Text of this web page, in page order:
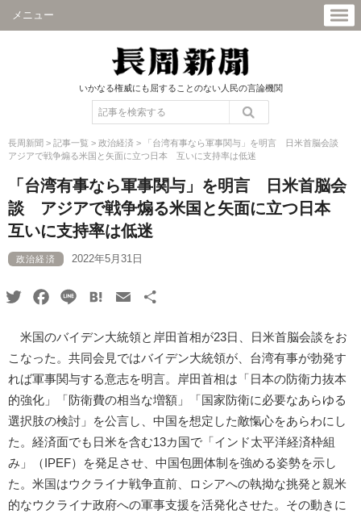
メニュー
いかなる権威にも屈することのない人民の言論機関
長周新聞 > 記事一覧 > 政治経済 >
「台湾有事なら軍事関与」を明言 日米首脳会談
アジアで戦争煽る米国と矢面に立つ日本 互いに支持率は低迷
「台湾有事なら軍事関与」を明言 日米首脳会
談 アジアで戦争煽る米国と矢面に立つ日本
互いに支持率は低迷
政治経済 2022年5月31日
TwitterFacebook
Line HatenaEmail
米国のバイデン大統領と岸田首相が23日、日米首脳会談をお
こなった。共同会見ではバイデン大統領が、台湾有事が勃発す
れば軍事関与する意志を明言。岸田首相は「日本の防衛力抜本
的強化」「防衛費の相当な増額」「国家防衛に必要なあらゆる
選択肢の検討」を公言し、中国を想定した敵愾心をあらわにし
た。経済面でも日米を含む13カ国で「インド太平洋経済枠組
み」（IPEF）を発足させ、中国包囲体制を強める姿勢を示し
た。米国はウクライナ戦争直前、ロシアへの執拗な挑発と親米
的なウクライナ政府への軍事支援を活発化させた。その動きに